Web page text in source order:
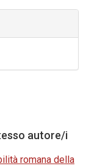
autore/i
romana della